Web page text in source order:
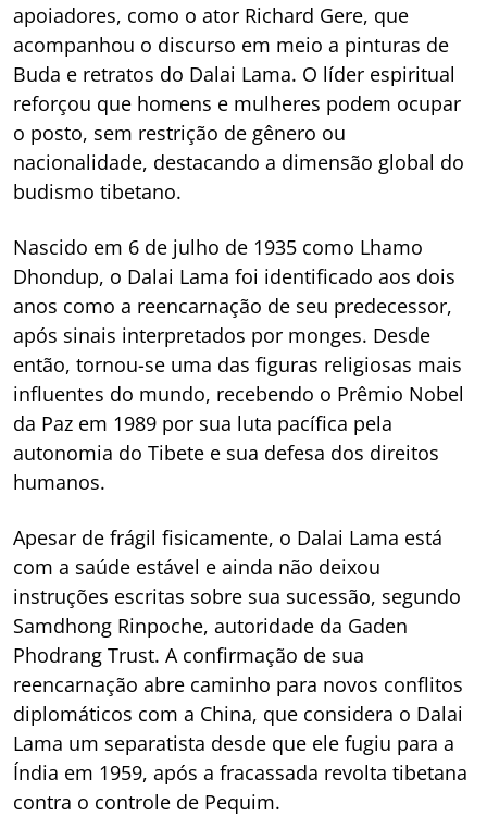
apoiadores, como o ator Richard Gere, que
acompanhou o discurso em meio a pinturas de
Buda e retratos do Dalai Lama. O líder espiritual
reforçou que homens e mulheres podem ocupar
o posto, sem restrição de gênero ou
nacionalidade, destacando a dimensão global do
budismo tibetano.
Nascido em 6 de julho de 1935 como Lhamo
Dhondup, o Dalai Lama foi identificado aos dois
anos como a reencarnação de seu predecessor,
após sinais interpretados por monges. Desde
então, tornou-se uma das figuras religiosas mais
influentes do mundo, recebendo o Prêmio Nobel
da Paz em 1989 por sua luta pacífica pela
autonomia do Tibete e sua defesa dos direitos
humanos.
Apesar de frágil fisicamente, o Dalai Lama está
com a saúde estável e ainda não deixou
instruções escritas sobre sua sucessão, segundo
Samdhong Rinpoche, autoridade da Gaden
Phodrang Trust. A confirmação de sua
reencarnação abre caminho para novos conflitos
diplomáticos com a China, que considera o Dalai
Lama um separatista desde que ele fugiu para a
Índia em 1959, após a fracassada revolta tibetana
contra o controle de Pequim.